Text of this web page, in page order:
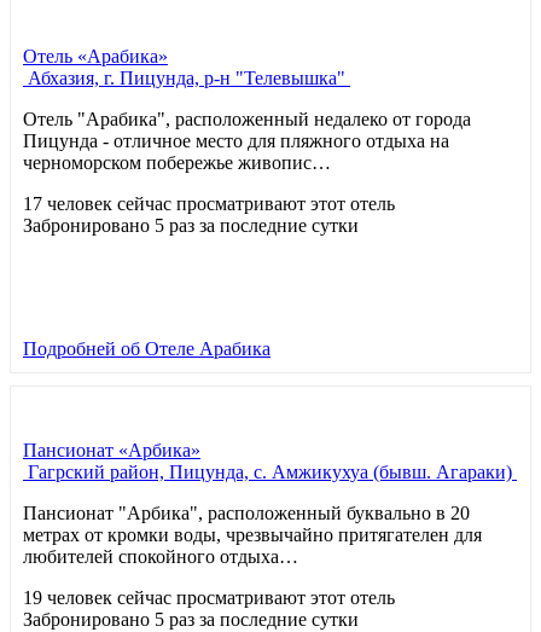
Отель «Арабика»
Абхазия, г. Пицунда, р-н "Телевышка"
Отель "Арабика", расположенный недалеко от города
Пицунда - отличное место для пляжного отдыха на
черноморском побережье живопис…
17 человек сейчас просматривают этот отель
Забронировано 5 раз за последние сутки
Подробней об Отеле Арабика
Пансионат «Арбика»
Гагрский район, Пицунда, с. Амжикухуа (бывш. Агараки)
Пансионат "Арбика", расположенный буквально в 20
метрах от кромки воды, чрезвычайно притягателен для
любителей спокойного отдыха…
19 человек сейчас просматривают этот отель
Забронировано 5 раз за последние сутки